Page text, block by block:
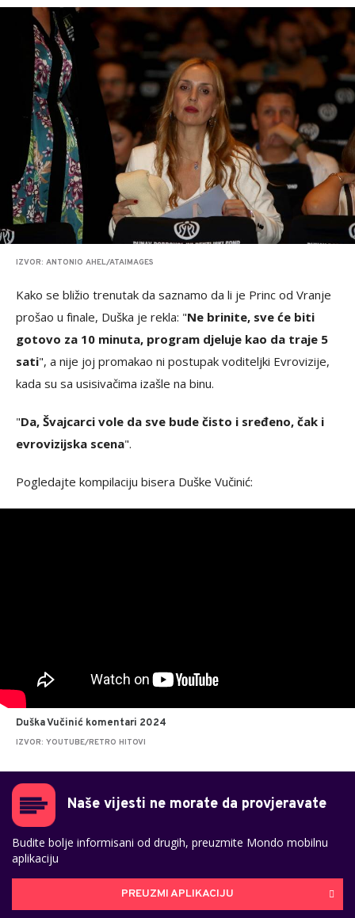
IZVOR: ANTONIO AHEL/ATAIMAGES
Kako se bližio trenutak da saznamo da li je Princ od Vranje
prošao u finale, Duška je rekla: "Ne brinite, sve će biti
gotovo za 10 minuta, program djeluje kao da traje 5
sati", a nije joj promakao ni postupak voditeljki Evrovizije,
kada su sa usisivačima izašle na binu.
"Da, Švajcarci vole da sve bude čisto i sređeno, čak i
evrovizijska scena".
Pogledajte kompilaciju bisera Duške Vučinić:
Duška Vučinić komentari 2024
IZVOR: YOUTUBE/RETRO HITOVI
Naše vijesti ne morate da provjeravate
Budite bolje informisani od drugih, preuzmite Mondo mobilnu
aplikaciju
PREUZMI APLIKACIJU